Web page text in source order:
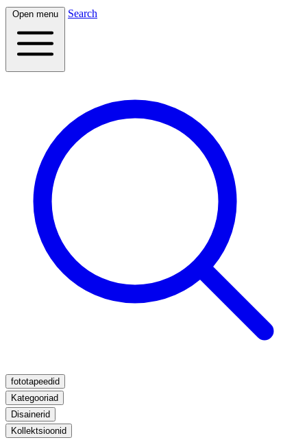
Open menu Search
fototapeedid
Kategooriad
Disainerid
Kollektsioonid